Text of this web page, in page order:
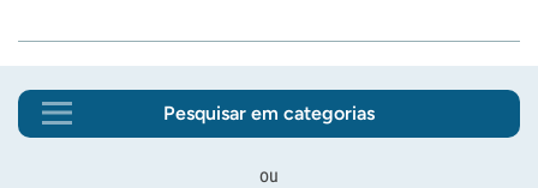
Pesquisar em categorias
ou